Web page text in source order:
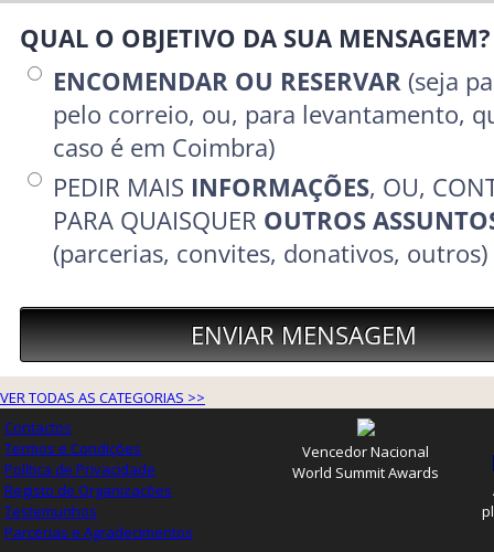
VER TODAS AS CATEGORIAS >>
Contactos
Termos e Condições
Política de Privacidade
Registo de Organizações
Testemunhos
Parcerias e Agradecimentos
Vencedor Nacional
World Summit Awards